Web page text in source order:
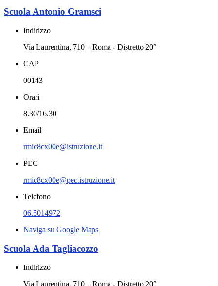
Scuola Antonio Gramsci
Indirizzo
Via Laurentina, 710 – Roma - Distretto 20°
CAP
00143
Orari
8.30/16.30
Email
rmic8cx00e@istruzione.it
PEC
rmic8cx00e@pec.istruzione.it
Telefono
06.5014972
Naviga su Google Maps
Scuola Ada Tagliacozzo
Indirizzo
Via Laurentina, 710 – Roma - Distretto 20°